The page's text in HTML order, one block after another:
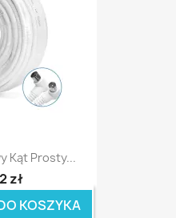
Kąt Prosty...
zł
KOSZYKA